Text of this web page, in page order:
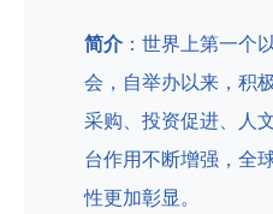
简介：世界上第一个
会，自举办以来，积
采购、投资促进、人
台作用不断增强，全
性更加彰显。